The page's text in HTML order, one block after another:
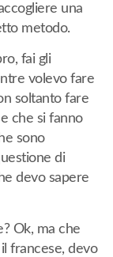
una
metodo.
fai gli
volevo fare
soltanto fare
che si fanno
sono
di
devo sapere
Ok, ma che
francese, devo